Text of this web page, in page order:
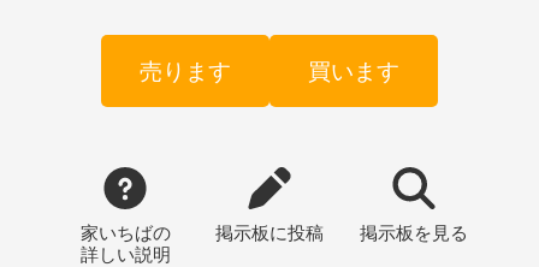
売ります 買います
家いちばの
詳しい説明
掲示板に投稿 掲示板 を見る